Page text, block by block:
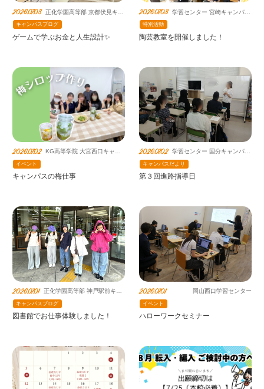
2026.07.03
正化学園高等部 京都伏見キャ
ンパス（提携鹿島朝日）
キャンパスブログ
ゲームで学ぶお金と人生設計✨
2026.07.03
学習センター 宮崎キャンパス
特別活動
陶芸教室を開催しました！
2026.07.02
KG高等学院 大宮西口キャン
イベント
キャンパスの梅仕事
2026.07.02
学習センター 国分キャンパス
鹿島朝日高等学校連携教室
キャンパスだより
第３回進路指導日
2026.07.01
正化学園高等部 神戸駅前キャ
ンパス（提携鹿島朝日）
キャンパスブログ
図書館でお仕事体験しました！
2026.07.01 岡山西口学習センター
イベント
ハローワークセミナー